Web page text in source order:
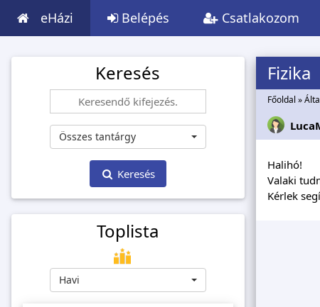
eHázi Belépés Csatlakozom
Keresés
Összes tantárgy
Keresés
Toplista
Havi
Fizika
Főoldal »
Halihó!
Valaki
Kérlek